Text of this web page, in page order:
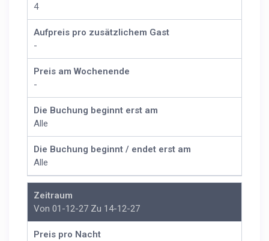
4
Aufpreis pro zusätzlichem Gast
-
Preis am Wochenende
-
Die Buchung beginnt erst am
Alle
Die Buchung beginnt / endet erst am
Alle
Zeitraum
Von 01-12-27 Zu 14-12-27
Preis pro Nacht